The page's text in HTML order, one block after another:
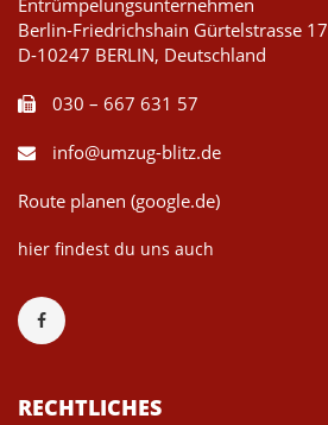
Entrümpelungsunternehmen
Berlin-Friedrichshain Gürtelstrasse 17
D-10247 BERLIN, Deutschland
030 – 667 631 57
info@umzug-blitz.de
Route planen (google.de)
hier findest du uns auch
RECHTLICHES